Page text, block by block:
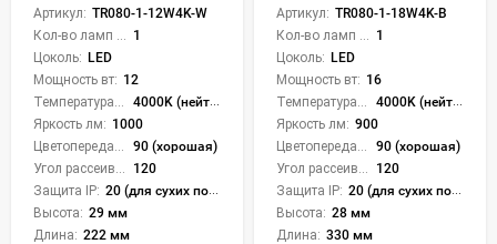
Артикул: TR080-1-12W4K-W
1
Цоколь: LED
Мощность вт: 12
4000K (нейтральный)
Яркость лм: 1000
90 (хорошая)
120
Защита IP: 20 (для сухих пом.)
Высота: 29 мм
Длина: 222 мм
Артикул: TR080-1-18W4K-B
1
Цоколь: LED
Мощность вт: 16
4000K (нейтральный)
Яркость лм: 900
90 (хорошая)
120
Защита IP: 20 (для сухих пом.)
Высота: 28 мм
Длина: 330 мм